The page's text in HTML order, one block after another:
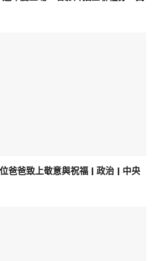
爸爸致上敬意與祝福 | 政治 | 中央